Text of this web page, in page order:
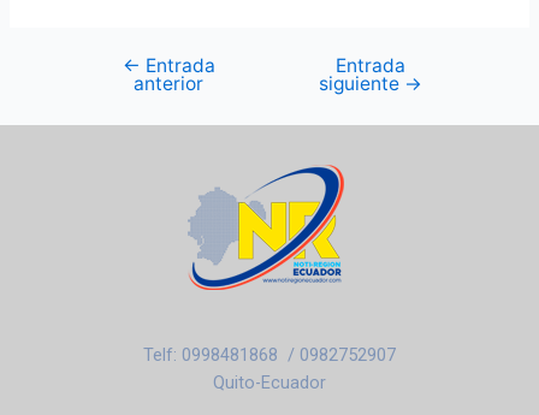
← Entrada
anterior
Entrada
siguiente →
Telf: 0998481868 / 0982752907
Quito-Ecuador